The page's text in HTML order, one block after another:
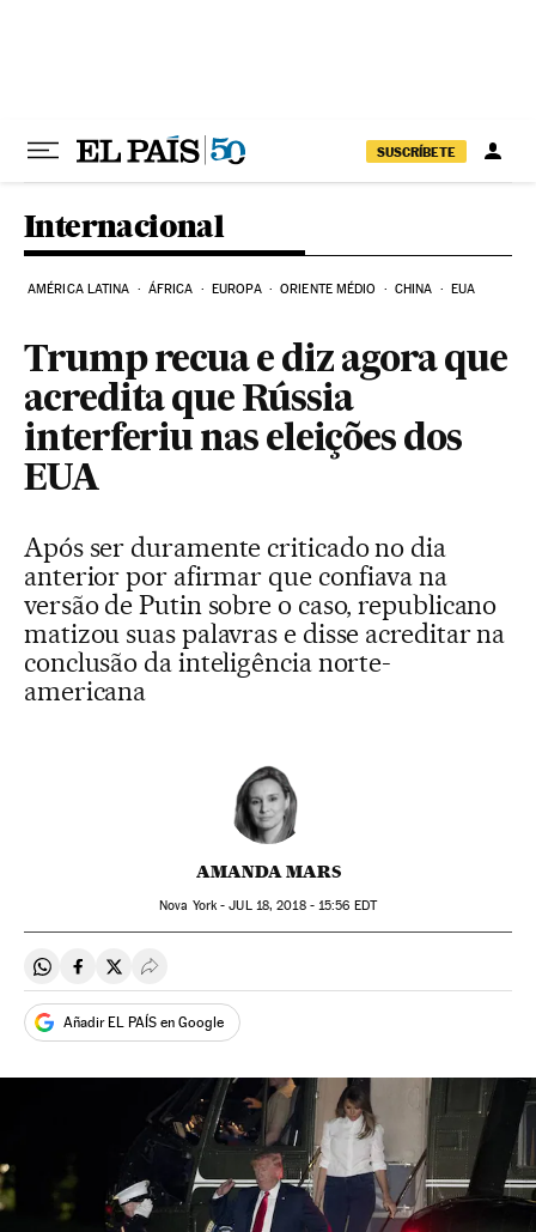
SUSCRÍBETE
Internacional
AMÉRICA LATINA ÁFRICA EUROPA ORIENTE MÉDIO CHINA EUA
Trump recua e diz agora que
acredita que Rússia
interferiu nas eleições dos
EUA
Após ser duramente criticado no dia
anterior por afirmar que confiava na
versão de Putin sobre o caso, republicano
matizou suas palavras e disse acreditar na
conclusão da inteligência norte-
americana
AMANDA MARS
Nova York -JUL18, 2018 - 15:56 EDT
Compartir en Whatsapp
Compartir en Facebook
Compartir en Twitter
Desplegar Redes Sociales
Añadir EL PAÍS en Google